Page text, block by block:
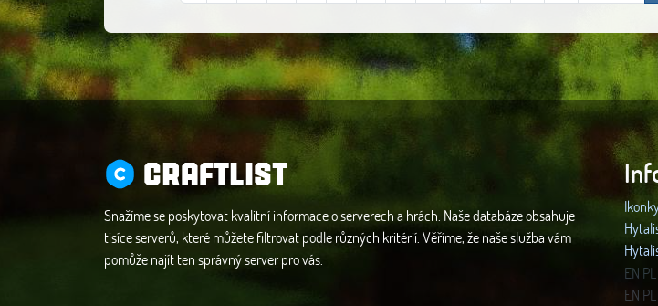
CRAFTLIST
Snažíme se poskytovat kvalitní informace o serverech a hrách. Naše databáze obsahuje
tisíce serverů, které můžete filtrovat podle různých kritérií. Věříme, že naše služba vám
pomůže najít ten správný server pro vás.
EN PL
EN PL